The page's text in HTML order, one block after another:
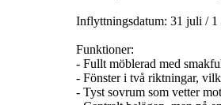
Inflyttningsdatum: 31 juli /
Funktioner:
- Fullt möblerad med
- Fönster i två riktningar,
- Tyst sovrum som vetter